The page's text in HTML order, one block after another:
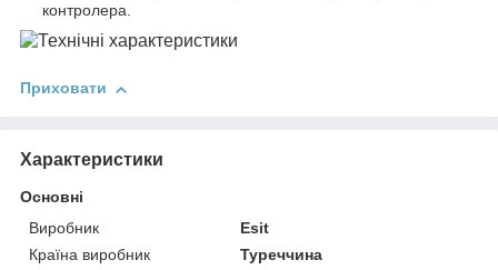
контролера.
Приховати
Характеристики
Основні
Виробник
Esit
Країна виробник
Туреччина